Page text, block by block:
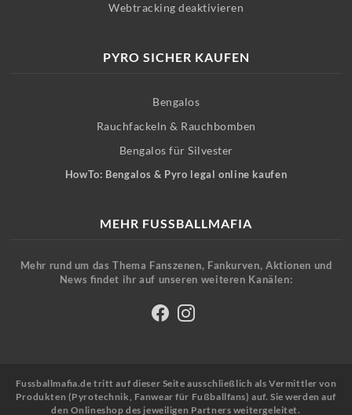
Webtracking deaktivieren
PYRO SICHER KAUFEN
Bengalos
Rauchfackeln & Rauchbomben
Bengalos für Silvester
HowTo: Bengalos & Pyro legal online kaufen
MEHR FUSSBALLMAFIA
Mehr rund um das Thema Fanszenen, Fankurven, Aktionen und
News findet ihr auf unseren weiteren Kanälen:
Fussballmafia.de tritt auf dieser Seite ausschließlich als Vermittler von
Produkten (Pyrotechnik, Fanwear für Fußballfans) auf. Sie werden auf
den Onlineshop des jeweiligen Partners weitergeleitet.